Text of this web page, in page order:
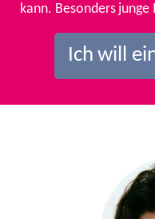
kann. Besonders
Ich will